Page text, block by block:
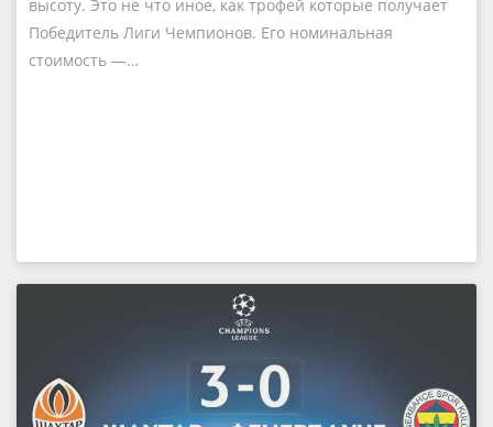
высоту. Это не что иное, как трофей которые получает
Победитель Лиги Чемпионов. Его номинальная
стоимость —…